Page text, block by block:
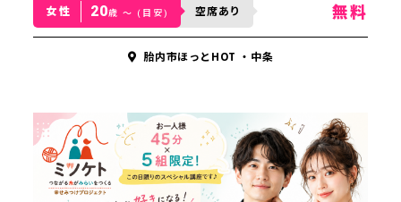
女性 20歳 〜 (目安) 空席あり 無料
胎内市ほっとHOT ・中条